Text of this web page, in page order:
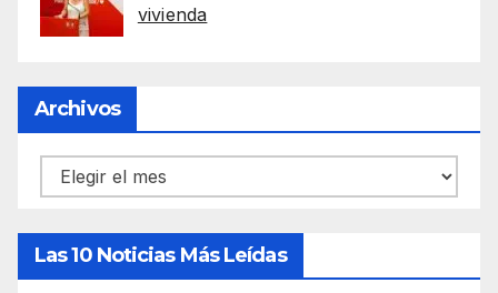
vivienda
Archivos
Archivos
Las 10 Noticias Más Leídas